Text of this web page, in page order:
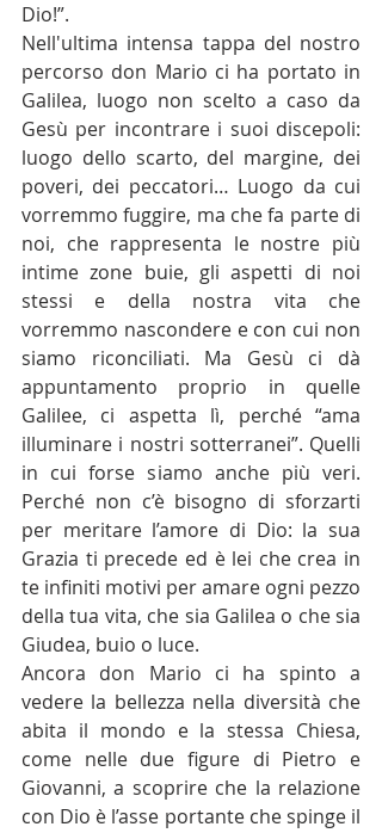
Dio!”.
Nell'ultima intensa tappa del nostro
percorso don Mario ci ha portato in
Galilea, luogo non scelto a caso da
Gesù per incontrare i suoi discepoli:
luogo dello scarto, del margine, dei
poveri, dei peccatori… Luogo da cui
vorremmo fuggire, ma che fa parte di
noi, che rappresenta le nostre più
intime zone buie, gli aspetti di noi
stessi e della nostra vita che
vorremmo nascondere e con cui non
siamo riconciliati. Ma Gesù ci dà
appuntamento proprio in quelle
Galilee, ci aspetta lì, perché “ama
illuminare i nostri sotterranei”. Quelli
in cui forse siamo anche più veri.
Perché non c’è bisogno di sforzarti
per meritare l’amore di Dio: la sua
Grazia ti precede ed è lei che crea in
te infiniti motivi per amare ogni pezzo
della tua vita, che sia Galilea o che sia
Giudea, buio o luce.
Ancora don Mario ci ha spinto a
vedere la bellezza nella diversità che
abita il mondo e la stessa Chiesa,
come nelle due figure di Pietro e
Giovanni, a scoprire che la relazione
con Dio è l’asse portante che spinge il